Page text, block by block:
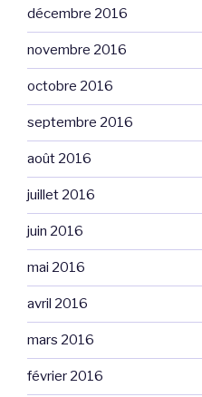
décembre 2016
novembre 2016
octobre 2016
septembre 2016
août 2016
juillet 2016
juin 2016
mai 2016
avril 2016
mars 2016
février 2016